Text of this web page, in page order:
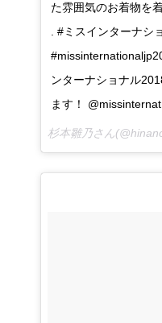
た雰囲気のお着物を
. #ミスインターナシ
ンターナショナル
ます！